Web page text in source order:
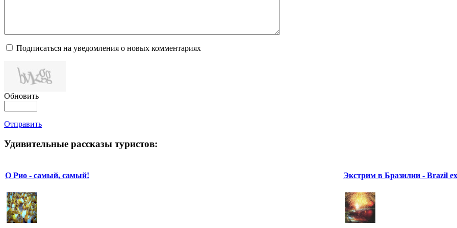
Подписаться на уведомления о новых комментариях
Обновить
Отправить
Удивительные рассказы туристов:
О Рио - самый, самый! Экстрим в Бразилии - Brazil